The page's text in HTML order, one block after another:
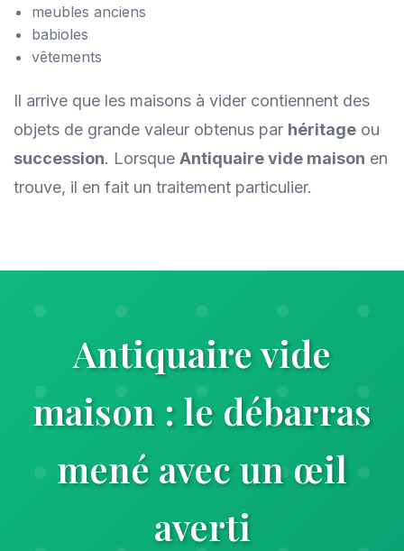
meubles anciens
babioles
vêtements
Il arrive que les maisons à vider contiennent des
objets de grande valeur obtenus par héritage ou
succession. Lorsque Antiquaire vide maison en
trouve, il en fait un traitement particulier.
Antiquaire vide
maison : le débarras
mené avec un œil
averti